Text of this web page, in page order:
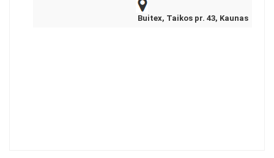
Buitex, Taikos pr. 43, Kaunas